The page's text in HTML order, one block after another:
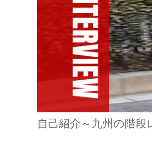
自己紹介～九州の階